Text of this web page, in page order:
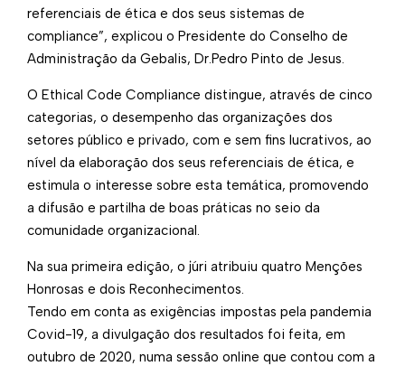
referenciais de ética e dos seus sistemas de
compliance”, explicou o Presidente do Conselho de
Administração da Gebalis, Dr.Pedro Pinto de Jesus.
O Ethical Code Compliance distingue, através de cinco
categorias, o desempenho das organizações dos
setores público e privado, com e sem fins lucrativos, ao
nível da elaboração dos seus referenciais de ética, e
estimula o interesse sobre esta temática, promovendo
a difusão e partilha de boas práticas no seio da
comunidade organizacional.
Na sua primeira edição, o júri atribuiu quatro Menções
Honrosas e dois Reconhecimentos.
Tendo em conta as exigências impostas pela pandemia
Covid-19, a divulgação dos resultados foi feita, em
outubro de 2020, numa sessão online que contou com a